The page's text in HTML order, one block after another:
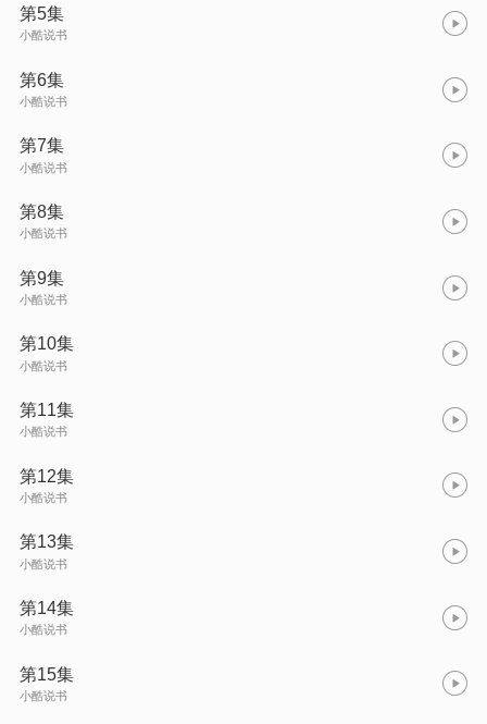
第5集
小酷说书
第6集
小酷说书
第7集
小酷说书
第8集
小酷说书
第9集
小酷说书
第10集
小酷说书
第11集
小酷说书
第12集
小酷说书
第13集
小酷说书
第14集
小酷说书
第15集
小酷说书